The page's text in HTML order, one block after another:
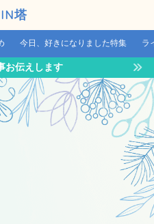
塔
今日、好きになりました特集 ラ
お伝えします